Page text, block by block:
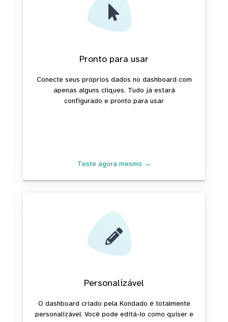
Pronto para usar
Conecte seus próprios dados no dashboard com
apenas alguns cliques. Tudo já estará
configurado e pronto para usar
Teste agora mesmo →
Personalizável
O dashboard criado pela Kondado é totalmente
personalizável. Você pode editá-lo como quiser e